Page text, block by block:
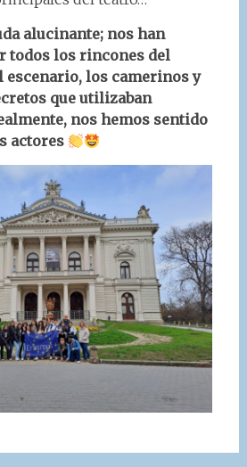
alucinante; nos han
todos los rincones del
escenario, los camerinos y
que utilizaban
nos hemos sentido
actores